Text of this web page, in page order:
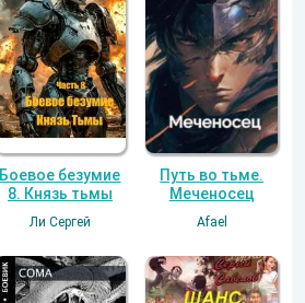
Боевое безумие
8. Князь тьмы
Ли Сергей
Путь во тьме.
Меченосец
Afael